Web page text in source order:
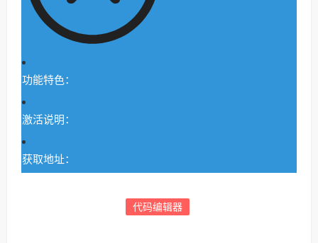
功能特色：
激活说明：
获取地址：
代码编辑器